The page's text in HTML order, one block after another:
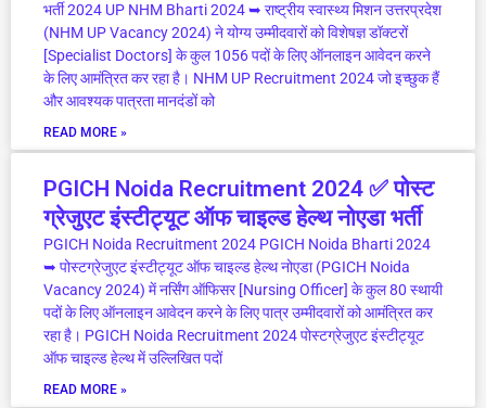
भर्ती 2024 UP NHM Bharti 2024 ➥ राष्ट्रीय स्वास्थ्य मिशन उत्तरप्रदेश
(NHM UP Vacancy 2024) ने योग्य उम्मीदवारों को विशेषज्ञ डॉक्टरों
[Specialist Doctors] के कुल 1056 पदों के लिए ऑनलाइन आवेदन करने
के लिए आमंत्रित कर रहा है। NHM UP Recruitment 2024 जो इच्छुक हैं
और आवश्यक पात्रता मानदंडों को
READ MORE »
PGICH Noida Recruitment 2024 ✅ पोस्ट
ग्रेजुएट इंस्टीट्यूट ऑफ चाइल्ड हेल्थ नोएडा भर्ती
PGICH Noida Recruitment 2024 PGICH Noida Bharti 2024
➥ पोस्टग्रेजुएट इंस्टीट्यूट ऑफ चाइल्ड हेल्थ नोएडा (PGICH Noida
Vacancy 2024) में नर्सिंग ऑफिसर [Nursing Officer] के कुल 80 स्थायी
पदों के लिए ऑनलाइन आवेदन करने के लिए पात्र उम्मीदवारों को आमंत्रित कर
रहा है। PGICH Noida Recruitment 2024 पोस्टग्रेजुएट इंस्टीट्यूट
ऑफ चाइल्ड हेल्थ में उल्लिखित पदों
READ MORE »